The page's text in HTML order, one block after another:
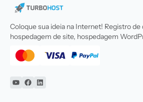
Coloque sua ideia na Internet! Registro de
hospedagem de site, hospedagem
YouTube
Facebook
Linkedin